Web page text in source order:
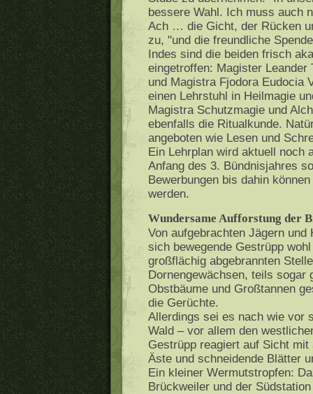
bessere Wahl. Ich muss auch
Ach … die Gicht, der Rücken
zu, "und die freundliche
Indes sind die beiden frisch
eingetroffen: Magister
und Magistra Fjodora Eudocia
einen Lehrstuhl in Heilmagie
Magistra Schutzmagie und
ebenfalls die Ritualkunde.
angeboten wie Lesen und
Ein Lehrplan wird aktuell noch
Anfang des 3. Bündnisjahres
Bewerbungen bis dahin
werden.
Wundersame Aufforstung der
Von aufgebrachten Jägern
sich bewegende Gestrüpp
großflächig abgebrannten
Dornengewächsen, teils sogar
Obstbäume und Großtannen
die Gerüchte.
Allerdings sei es nach wie vor
Wald – vor allem den
Gestrüpp reagiert auf Sicht
Äste und schneidende Blätter
Ein kleiner Wermutstropfen:
Brückweiler und der